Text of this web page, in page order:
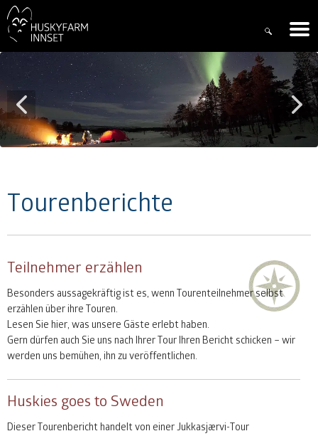
Tourenberichte
Teilnehmer erzählen
Besonders aussagekräftig ist es, wenn Tourenteilnehmer selbst
erzählen über ihre Touren.
Lesen Sie hier, was unsere Gäste erlebt haben.
Gern dürfen auch Sie uns nach Ihrer Tour Ihren Bericht schicken – wir
werden uns bemühen, ihn zu veröffentlichen.
Huskies goes to Sweden
Dieser Tourenbericht handelt von einer Jukkasjærvi-Tour